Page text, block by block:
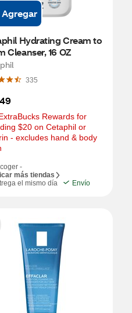
Agregar
Hydrating Cream to
Cleanser, 16 OZ
335
Rewards for
$20 on Cetaphil or
- excludes hand & body
-
más tiendas
el mismo día
Envío